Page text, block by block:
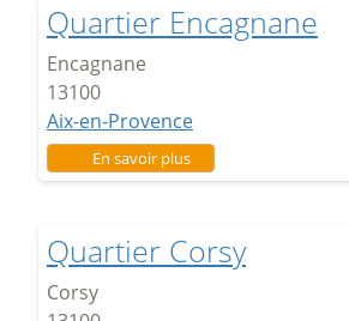
Quartier Encagnane
Encagnane
13100
Aix-en-Provence
En savoir plussur Quartier Encagnane
Quartier Corsy
Corsy